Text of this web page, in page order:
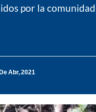
por la
Abr, 2021